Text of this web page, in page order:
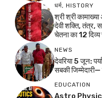
धर्म, HISTORY
श्री श्री
देवी शक्ति, तंत्र,
चेतना का 12
NEWS
देवरिया 5 जून:
सबकी
EDUCATION
Astro